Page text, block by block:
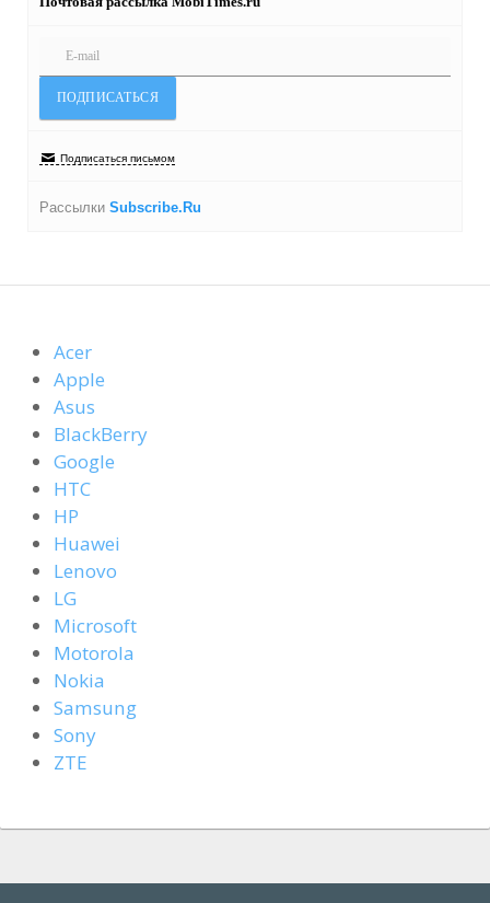
Подписаться письмом
Рассылки Subscribe.Ru
Acer
Apple
Asus
BlackBerry
Google
HTC
HP
Huawei
Lenovo
LG
Microsoft
Motorola
Nokia
Samsung
Sony
ZTE